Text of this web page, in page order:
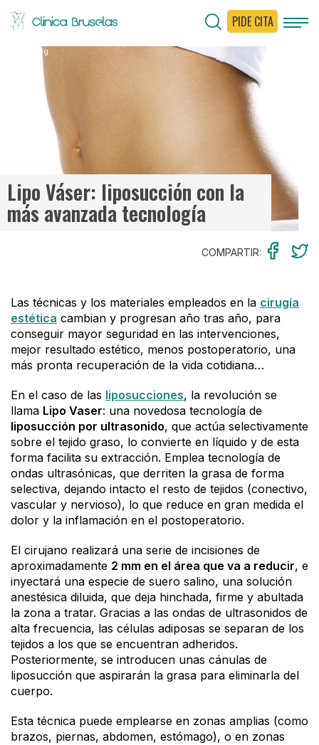
PIDE CITA
< Ir al Blog
Lipo Váser: liposucción con la
más avanzada tecnología
COMPARTIR:
Las técnicas y los materiales empleados en la cirugía
estética cambian y progresan año tras año, para
conseguir mayor seguridad en las intervenciones,
mejor resultado estético, menos postoperatorio, una
más pronta recuperación de la vida cotidiana…
En el caso de las liposucciones, la revolución se
llama Lipo Vaser: una novedosa tecnología de
liposucción por ultrasonido, que actúa selectivamente
sobre el tejido graso, lo convierte en líquido y de esta
forma facilita su extracción. Emplea tecnología de
ondas ultrasónicas, que derriten la grasa de forma
selectiva, dejando intacto el resto de tejidos (conectivo,
vascular y nervioso), lo que reduce en gran medida el
dolor y la inflamación en el postoperatorio.
El cirujano realizará una serie de incisiones de
aproximadamente 2 mm en el área que va a reducir, e
inyectará una especie de suero salino, una solución
anestésica diluida, que deja hinchada, firme y abultada
la zona a tratar. Gracias a las ondas de ultrasonidos de
alta frecuencia, las células adiposas se separan de los
tejidos a los que se encuentran adheridos.
Posteriormente, se introducen unas cánulas de
liposucción que aspirarán la grasa para eliminarla del
cuerpo.
Esta técnica puede emplearse en zonas amplias (como
brazos, piernas, abdomen, estómago), o en zonas